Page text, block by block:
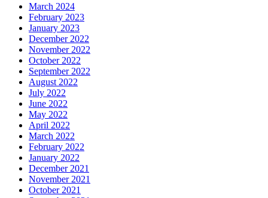
March 2024
February 2023
January 2023
December 2022
November 2022
October 2022
September 2022
August 2022
July 2022
June 2022
May 2022
April 2022
March 2022
February 2022
January 2022
December 2021
November 2021
October 2021